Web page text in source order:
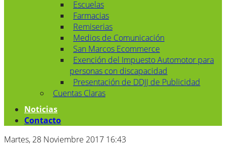
Escuelas
Farmacias
Remiserias
Medios de Comunicación
San Marcos Ecommerce
Exención del Impuesto Automotor para
personas con discapacidad
Presentación de DDJJ de Publicidad
Cuentas Claras
Noticias
Contacto
Martes, 28 Noviembre 2017 16:43